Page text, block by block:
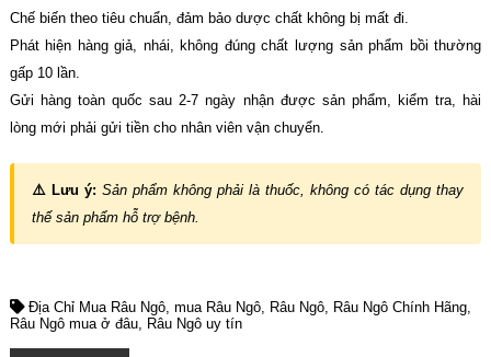
Chế biến theo tiêu chuẩn, đảm bảo dược chất không bị mất đi.
Phát hiện hàng giả, nhái, không đúng chất lượng sản phẩm bồi thường
gấp 10 lần.
Gửi hàng toàn quốc sau 2-7 ngày nhận được sản phẩm, kiểm tra, hài
lòng mới phải gửi tiền cho nhân viên vận chuyển.
⚠️ Lưu ý: Sản phẩm không phải là thuốc, không có tác dụng thay
thế sản phẩm hỗ trợ bệnh.
Địa Chỉ Mua Râu Ngô mua Râu Ngô Râu Ngô
Râu Ngô Chính Hãng
Râu Ngô mua ở đâu
Râu Ngô uy tín